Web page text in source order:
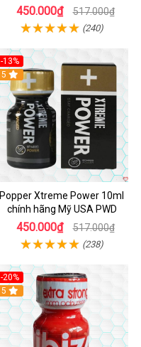
450.000₫ 517.000₫
(240)
-13%
Hot
5
Popper Xtreme Power 10ml
chính hãng Mỹ USA PWD
450.000₫ 517.000₫
(238)
-20%
5